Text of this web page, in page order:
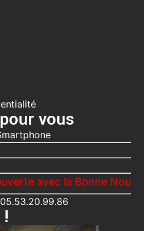
vous
la Bonne Nouvelle,